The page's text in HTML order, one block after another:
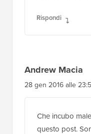
Rispondi
Andrew Macia
28 gen 2016 alle
Che incubo
questo post.